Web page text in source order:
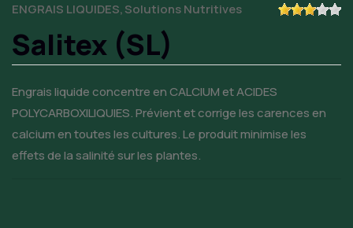
ENGRAIS LIQUIDESSolutions Nutritives
Salitex (SL)
Engrais liquide concentre en CALCIUM et ACIDES
POLYCARBOXILIQUIES. Prévient et corrige les carences en
calcium en toutes les cultures. Le produit minimise les
effets de la salinité sur les plantes.